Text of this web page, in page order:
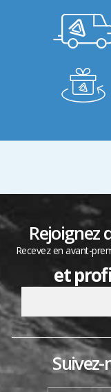
Rejoignez
Recevez en avant-
et